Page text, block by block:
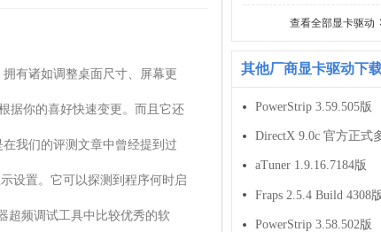
有诸如调整桌面尺寸、屏幕更
据你的喜好快速变更。而且它还
我们的评测文章中曾经提到过
设置。它可以探测到程序何时启
超频调试工具中比较优秀的软
查看全部显卡驱动
其他厂商显卡驱动下
PowerStrip 3.59.505版
DirectX 9.0c 官方正式
aTuner 1.9.16.7184版
Fraps 2.5.4 Build 4308
PowerStrip 3.58.502版